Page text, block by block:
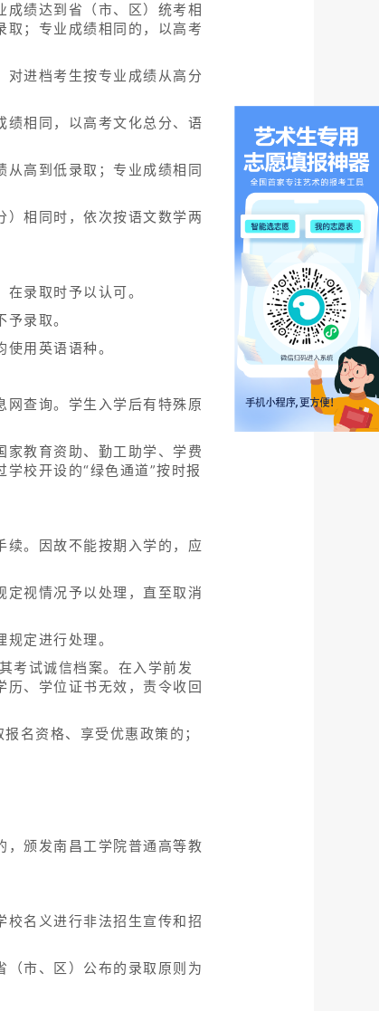
成绩达到省（市、区）统考相
取；专业成绩相同的，以高考
对进档考生按专业成绩从高分
绩相同，以高考文化总分、语
从高到低录取；专业成绩相同
）相同时，依次按语文数学两
录取时予以认可。
录取。
用英语语种。
网查询。学生入学后有特殊原
家教育资助、勤工助学、学费
校开设的“绿色通道”按时报
续。因故不能按期入学的，应
定视情况予以处理，直至取消
定进行处理。
考试诚信档案。在入学前发
、学位证书无效，责令收回
名资格、享受优惠政策的；
，颁发南昌工学院普通高等教
校名义进行非法招生宣传和招
（市、区）公布的录取原则为